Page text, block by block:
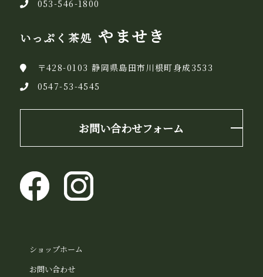
053-546-1800
いっぷく茶処 やませき
〒428-0103 静岡県島田市川根町身成3533
0547-53-4545
お問い合わせフォーム
ショップホーム
お問い合わせ